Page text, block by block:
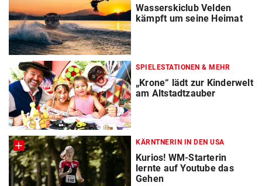
Wasserskiclub Velden
kämpft um seine Heimat
SPIELESTATIONEN & MEHR
„Krone“ lädt zur Kinderwelt
am Altstadtzauber
KÄRNTNERIN IN DEN USA
Kurios! WM-Starterin
lernte auf Youtube das
Gehen